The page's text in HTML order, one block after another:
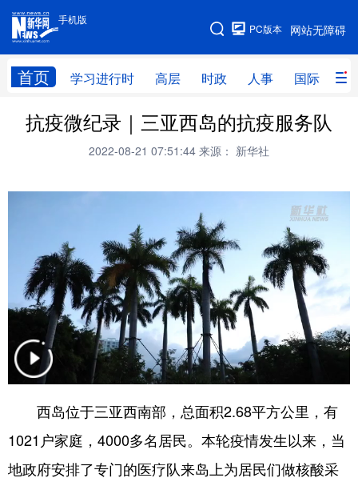
手机版
网站无障碍
PC版本
首页 学习进行时 高层 时政 人事 国际 财
手机版
网站地图
学习进行时 高层 时政 人事
财经 网评
台湾 思客智库 全球连线 教育
科创 量子 体育
文化 书画 健康 军事
访谈 视频 图片 政务
法律 中央文件 金融 汽车
食品 人居 信息化 数字经济
学术中国 乡村振兴 银龄 溯源中国
城市 旅游 能源 会展
抗疫微纪录｜三亚西岛的抗疫服务队
2022-08-21 07:51:44 来源： 新华社
西岛位于三亚西南部，总面积2.68平方公里，有
1021户家庭，4000多名居民。本轮疫情发生以来，当
地政府安排了专门的医疗队来岛上为居民们做核酸采